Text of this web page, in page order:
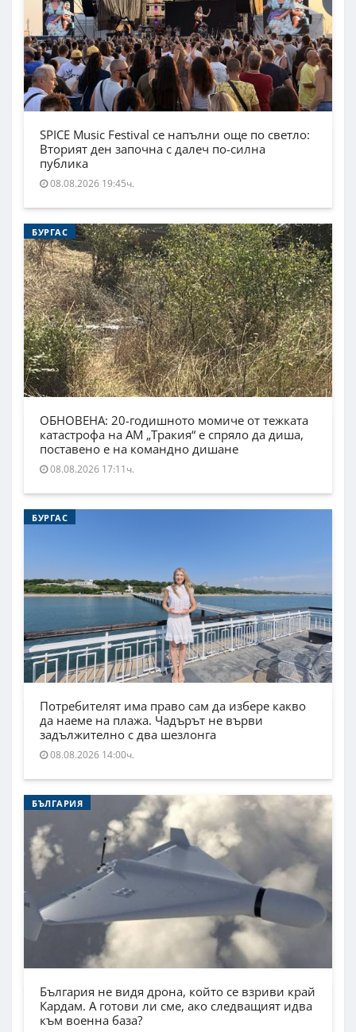
SPICE Music Festival се напълни още по светло:
Вторият ден започна с далеч по-силна
публика
08.08.2026 19:45ч.
БУРГАС
ОБНОВЕНА: 20-годишното момиче от тежката
катастрофа на АМ „Тракия“ е спряло да диша,
поставено е на командно дишане
08.08.2026 17:11ч.
БУРГАС
Потребителят има право сам да избере какво
да наеме на плажа. Чадърът не върви
задължително с два шезлонга
08.08.2026 14:00ч.
БЪЛГАРИЯ
България не видя дрона, който се взриви край
Кардам. А готови ли сме, ако следващият идва
към военна база?